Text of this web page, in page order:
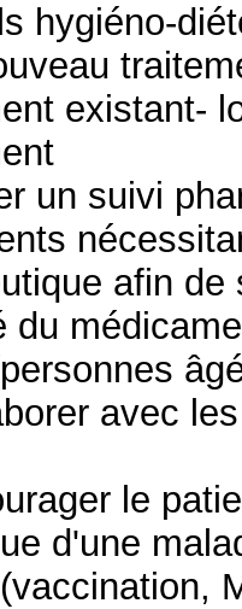
hygiéno-
existant-
un suivi
afin
du
avec
le
d'une